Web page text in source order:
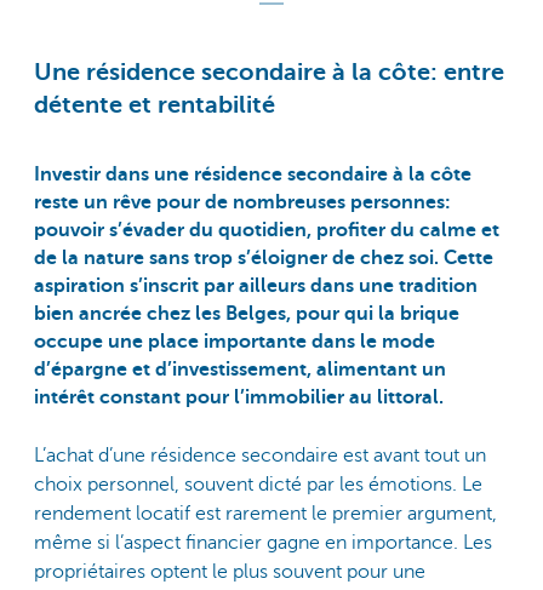
Une résidence secondaire à la côte: entre
détente et rentabilité
Investir dans une résidence secondaire à la côte
reste un rêve pour de nombreuses personnes:
pouvoir s’évader du quotidien, profiter du calme et
de la nature sans trop s’éloigner de chez soi. Cette
aspiration s’inscrit par ailleurs dans une tradition
bien ancrée chez les Belges, pour qui la brique
occupe une place importante dans le mode
d’épargne et d’investissement, alimentant un
intérêt constant pour l’immobilier au littoral.
L’achat d’une résidence secondaire est avant tout un
choix personnel, souvent dicté par les émotions. Le
rendement locatif est rarement le premier argument,
même si l’aspect financier gagne en importance. Les
propriétaires optent le plus souvent pour une